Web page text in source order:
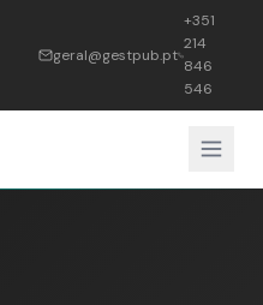
geral@gestpub.pt
+351
214
846
546